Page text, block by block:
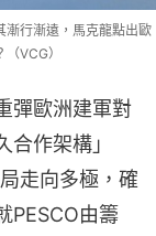
漸行漸遠，馬克龍點出歐
VCG）
彈歐洲建軍對
作架構」
走向多極，確
PESCO由籌